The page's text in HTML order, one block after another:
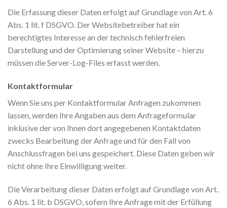
Die Erfassung dieser Daten erfolgt auf Grundlage von Art. 6
Abs. 1 lit. f DSGVO. Der Websitebetreiber hat ein
berechtigtes Interesse an der technisch fehlerfreien
Darstellung und der Optimierung seiner Website – hierzu
müssen die Server-Log-Files erfasst werden.
Kontaktformular
Wenn Sie uns per Kontaktformular Anfragen zukommen
lassen, werden Ihre Angaben aus dem Anfrageformular
inklusive der von Ihnen dort angegebenen Kontaktdaten
zwecks Bearbeitung der Anfrage und für den Fall von
Anschlussfragen bei uns gespeichert. Diese Daten geben wir
nicht ohne Ihre Einwilligung weiter.
Die Verarbeitung dieser Daten erfolgt auf Grundlage von Art.
6 Abs. 1 lit. b DSGVO, sofern Ihre Anfrage mit der Erfüllung